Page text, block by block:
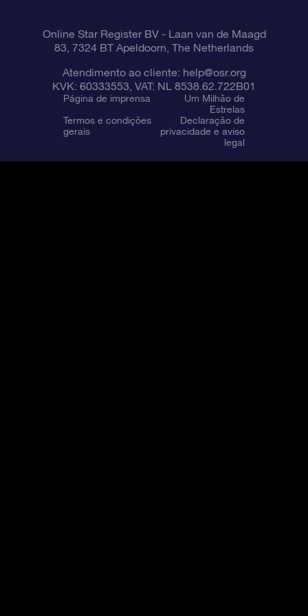
Online Star Register BV- Laan van de Maagd
83, 7324 BT Apeldoorn, The Netherlands
Atendimento ao cliente: help@osr.org
KVK: 60333553, VAT: NL 8538.62.722B01
Página de imprensa
Um Milhão de
Estrelas
Termos e condições
gerais
Declaração de
privacidade e aviso
legal